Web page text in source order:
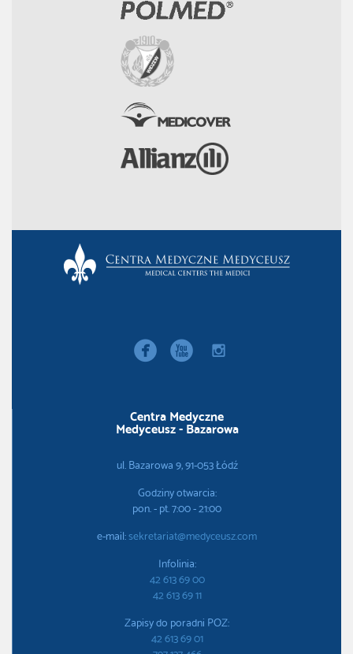
  instagram
Centra Medyczne
Medyceusz - Bazarowa
ul. Bazarowa 9, 91-053 Łódź
Godziny otwarcia:
pon. - pt. 7:00 - 21:00
e-mail:sekretariat@medyceusz.com
Infolinia:
42 613 69 00
42 613 69 11
Zapisy do poradni POZ:
42 613 69 01